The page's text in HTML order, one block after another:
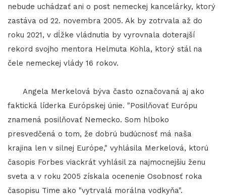
nebude uchádzať ani o post nemeckej kancelárky, ktorý
zastáva od 22. novembra 2005. Ak by zotrvala až do
roku 2021, v dĺžke vládnutia by vyrovnala doterajší
rekord svojho mentora Helmuta Kohla, ktorý stál na
čele nemeckej vlády 16 rokov.
Angela Merkelová býva často označovaná aj ako
faktická líderka Európskej únie. "Posilňovať Európu
znamená posilňovať Nemecko. Som hlboko
presvedčená o tom, že dobrú budúcnosť má naša
krajina len v silnej Európe," vyhlásila Merkelová, ktorú
časopis Forbes viackrát vyhlásil za najmocnejšiu ženu
sveta a v roku 2005 získala ocenenie Osobnosť roka
časopisu Time ako "vytrvalá morálna vodkyňa".